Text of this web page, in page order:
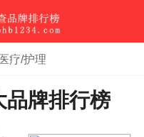
医疗/护理
品牌排行榜